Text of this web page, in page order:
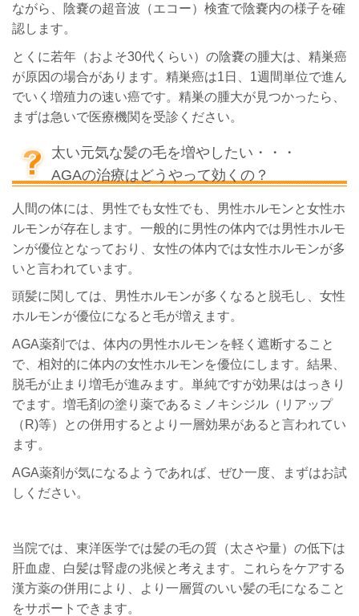
ながら、陰嚢の超音波（エコー）検査で陰嚢内の様子を確
認します。
とくに若年（およそ30代くらい）の陰嚢の腫大は、精巣癌
が原因の場合があります。精巣癌は1日、1週間単位で進ん
でいく増殖力の速い癌です。精巣の腫大が見つかったら、
まずは急いで医療機関を受診ください。
太い元気な髪の毛を増やしたい・・・
AGAの治療はどうやって効くの？
人間の体には、男性でも女性でも、男性ホルモンと女性ホ
ルモンが存在します。一般的に男性の体内では男性ホルモ
ンが優位となっており、女性の体内では女性ホルモンが多
いと言われています。
頭髪に関しては、男性ホルモンが多くなると脱毛し、女性
ホルモンが優位になると毛が増えます。
AGA薬剤では、体内の男性ホルモンを軽く遮断すること
で、相対的に体内の女性ホルモンを優位にします。結果、
脱毛が止まり増毛が進みます。単純ですが効果ははっきり
でます。増毛剤の塗り薬であるミノキシジル（リアップ
（R)等）との併用するとより一層効果があると言われてい
ます。
AGA薬剤が気になるようであれば、ぜひ一度、まずはお試
しください。
当院では、東洋医学では髪の毛の質（太さや量）の低下は
肝血虚、白髪は腎虚の兆候と考えます。これらをケアする
漢方薬の併用により、より一層質のいい髪の毛になること
をサポートできます。